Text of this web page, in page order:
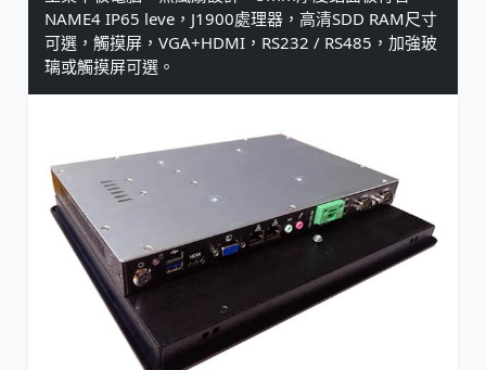
NAME4 IP65 leve，J1900處理器，高清SDD RAM尺寸
可選，觸摸屏，VGA+HDMI，RS232 / RS485，加強玻
璃或觸摸屏可選。